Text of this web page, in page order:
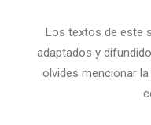
Los textos de este
adaptados y
olvides mencionar